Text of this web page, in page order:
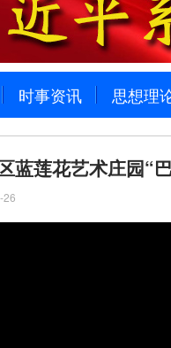
时事资讯 思想理
蓝莲花艺术庄园“
26